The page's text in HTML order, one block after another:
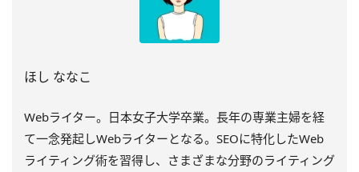
ほし ななこ
Webライター。日本女子大学卒業。長年の専業主婦を経
て一念発起しWebライターとなる。SEOに特化したWeb
ライティング術を習得し、さまざまな分野のライティング